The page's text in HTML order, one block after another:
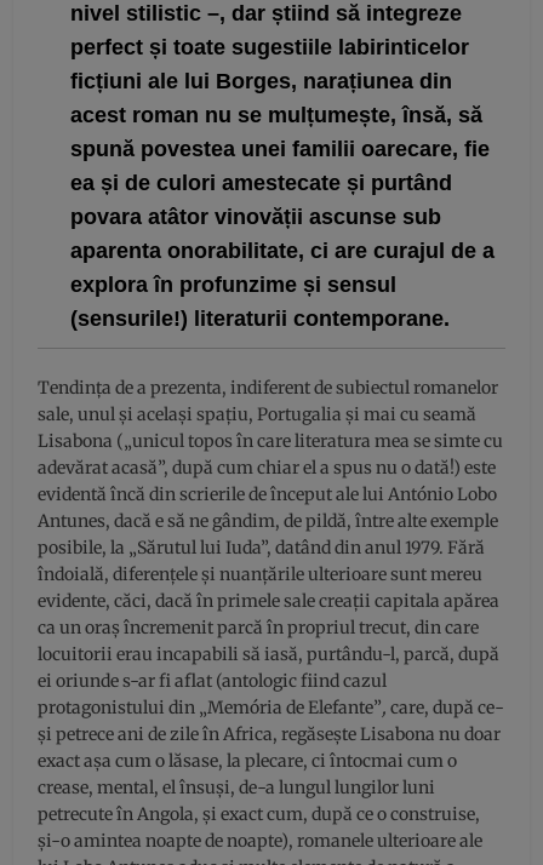
nivel stilistic –, dar știind să integreze
perfect și toate sugestiile labirinticelor
ficțiuni ale lui Borges, narațiunea din
acest roman nu se mulțumește, însă, să
spună povestea unei familii oarecare, fie
ea și de culori amestecate și purtând
povara atâtor vinovății ascunse sub
aparenta onorabilitate, ci are curajul de a
explora în profunzime și sensul
(sensurile!) literaturii contemporane.
Tendința de a prezenta, indiferent de subiectul romanelor
sale, unul și același spațiu, Portugalia și mai cu seamă
Lisabona („unicul topos în care literatura mea se simte cu
adevărat acasă”, după cum chiar el a spus nu o dată!) este
evidentă încă din scrierile de început ale lui António Lobo
Antunes, dacă e să ne gândim, de pildă, între alte exemple
posibile, la „Sărutul lui Iuda”, datând din anul 1979. Fără
îndoială, diferențele și nuanțările ulterioare sunt mereu
evidente, căci, dacă în primele sale creații capitala apărea
ca un oraș încremenit parcă în propriul trecut, din care
locuitorii erau incapabili să iasă, purtându-l, parcă, după
ei oriunde s-ar fi aflat (antologic fiind cazul
protagonistului din „Memória de Elefante”,care, după ce-
și petrece ani de zile în Africa, regăsește Lisabona nu doar
exact așa cum o lăsase, la plecare, ci întocmai cum o
crease, mental, el însuși, de-a lungul lungilor luni
petrecute în Angola, și exact cum, după ce o construise,
și-o amintea noapte de noapte), romanele ulterioare ale